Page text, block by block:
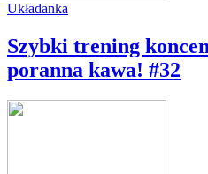
Układanka
Szybki trening
poranna kawa! #32